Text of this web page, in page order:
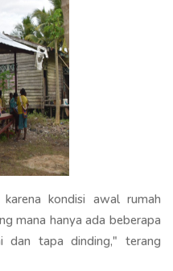
kondisi awal rumah
mana hanya ada beberapa
dan tapa dinding," terang